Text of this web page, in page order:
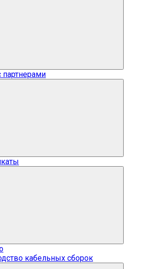
партнерами
кабельных сборок